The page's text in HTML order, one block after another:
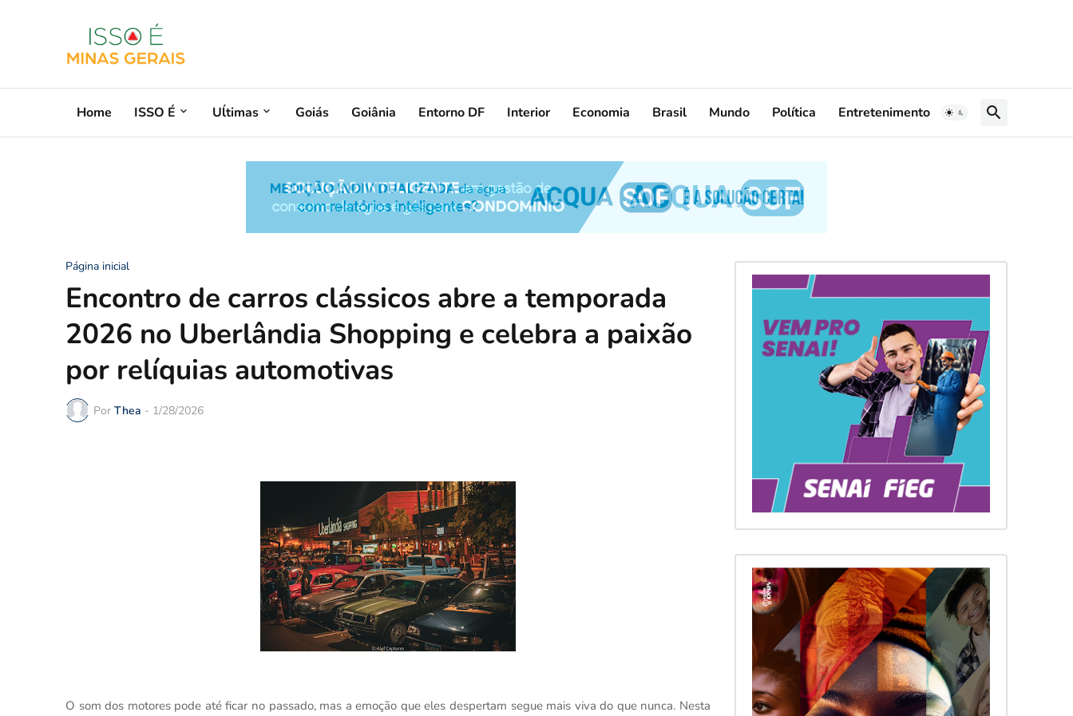
Home ISSO É Uĺtimas Goiás Goiânia Entorno DF Interior Economia Brasil Mundo Política Entretenimento
Página inicial
Encontro de carros clássicos abre a temporada
2026 no Uberlândia Shopping e celebra a paixão
por relíquias automotivas
Por Thea - 1/28/2026
O som dos motores pode até ficar no passado, mas a emoção que eles despertam segue mais viva do que nunca. Nesta